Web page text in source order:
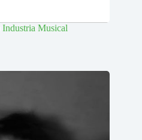
Industria Musical